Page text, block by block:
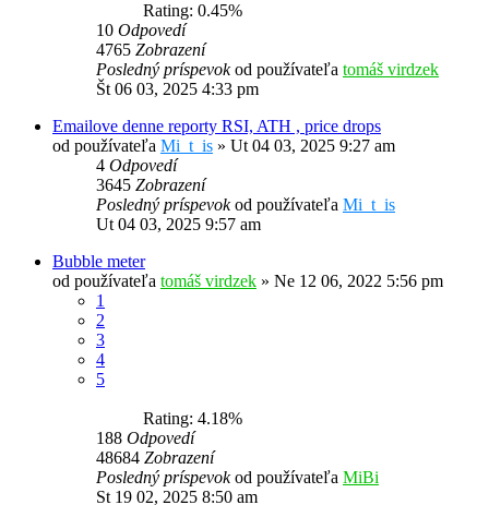
Rating: 0.45%
10 Odpovedí
4765 Zobrazení
Posledný príspevokod používateľa tomáš virdzek
Št 06 03, 2025 4:33 pm
Emailove denne reporty RSI, ATH , price drops
od používateľa Mi_t_is » Ut 04 03, 2025 9:27 am
4 Odpovedí
3645 Zobrazení
Posledný príspevokod používateľa Mi_t_is
Ut 04 03, 2025 9:57 am
Bubble meter
od používateľa tomáš virdzek » Ne 12 06, 2022 5:56 pm
1
2
3
4
5
Rating: 4.18%
188 Odpovedí
48684 Zobrazení
Posledný príspevokod používateľa MiBi
St 19 02, 2025 8:50 am